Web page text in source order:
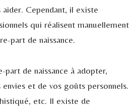
Cependant, il existe
qui réalisent manuellement
part de naissance.
part de naissance à adopter,
et de vos goûts personnels.
etc. Il existe de